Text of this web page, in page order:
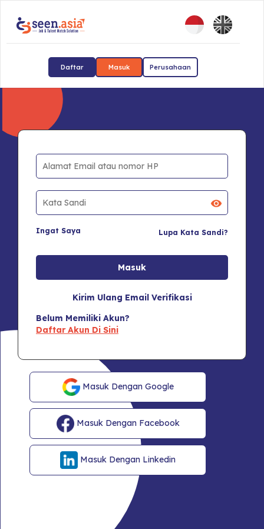
Daftar Masuk Perusahaan
Ingat Saya Lupa Kata Sandi?
Kirim Ulang Email Verifikasi
Belum Memiliki Akun?
Daftar Akun Di Sini
Masuk Dengan Google
Masuk Dengan Facebook
Masuk Dengan Linkedin